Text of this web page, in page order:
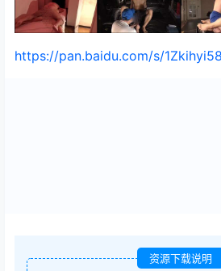
https://pan.baidu.com/s/
资源下载说明